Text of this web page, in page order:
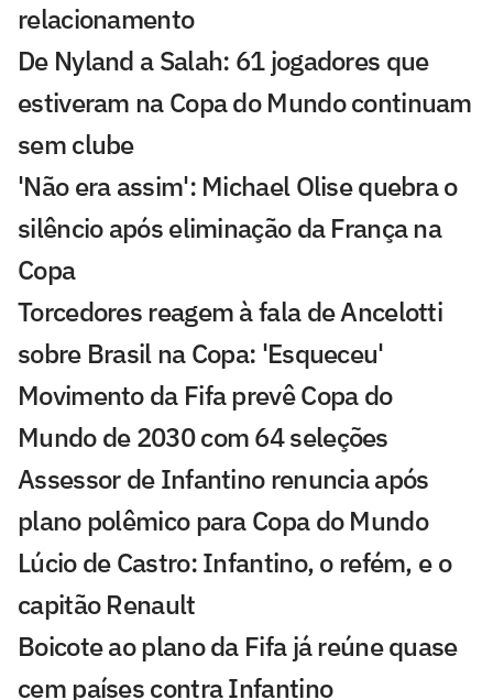
relacionamento
De Nyland a Salah: 61 jogadores que
estiveram na Copa do Mundo continuam
sem clube
'Não era assim': Michael Olise quebra o
silêncio após eliminação da França na
Copa
Torcedores reagem à fala de Ancelotti
sobre Brasil na Copa: 'Esqueceu'
Movimento da Fifa prevê Copa do
Mundo de 2030 com 64 seleções
Assessor de Infantino renuncia após
plano polêmico para Copa do Mundo
Lúcio de Castro: Infantino, o refém, e o
capitão Renault
Boicote ao plano da Fifa já reúne quase
cem países contra Infantino